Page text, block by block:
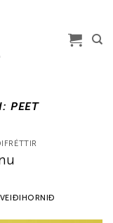
PEET
VEIÐIHORNIÐ